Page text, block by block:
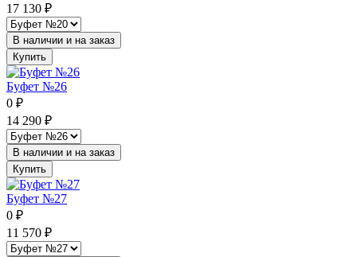
17 130 ₽
В наличии и на заказ
Купить
Буфет №26
0 ₽
14 290 ₽
В наличии и на заказ
Купить
Буфет №27
0 ₽
11 570 ₽